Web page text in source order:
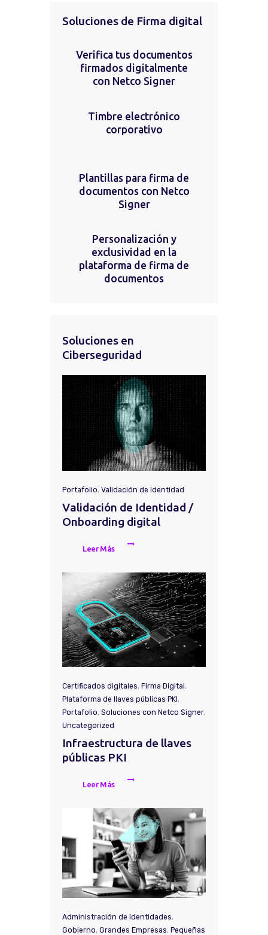
Soluciones de Firma digital
Verifica tus documentos
firmados digitalmente
con Netco Signer
Timbre electrónico
corporativo
Plantillas para firma de
documentos con Netco
Signer
Personalización y
exclusividad en la
plataforma de firma de
documentos
Soluciones en
Ciberseguridad
Portafolio, Validación de Identidad
Validación de Identidad /
Onboarding digital
Leer Más
Certificados digitales, Firma Digital ,
Plataforma de llaves públicas PKI ,
Portafolio, Soluciones con Netco Signer,
Uncategorized
Infraestructura de llaves
públicas PKI
Leer Más
Administración de Identidades,
Gobierno, Grandes Empresas, Pequeñas